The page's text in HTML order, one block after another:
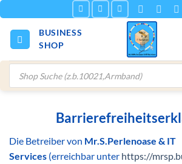
Inhalt
springen
BUSINESS
SHOP
Products
search
Die Betreiber von Mr.S.Perlenoase & IT
Services (erreichbar unter https://